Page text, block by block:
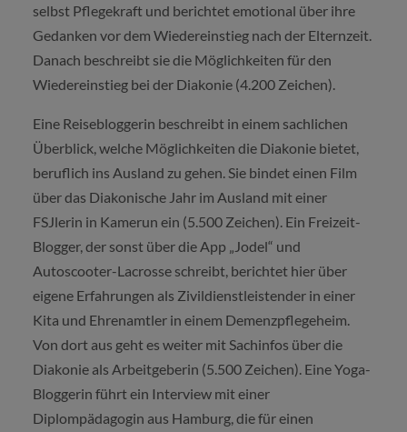
selbst Pflegekraft und berichtet emotional über ihre
Gedanken vor dem Wiedereinstieg nach der Elternzeit.
Danach beschreibt sie die Möglichkeiten für den
Wiedereinstieg bei der Diakonie (4.200 Zeichen).
Eine Reisebloggerin beschreibt in einem sachlichen
Überblick, welche Möglichkeiten die Diakonie bietet,
beruflich ins Ausland zu gehen. Sie bindet einen Film
über das Diakonische Jahr im Ausland mit einer
FSJlerin in Kamerun ein (5.500 Zeichen). Ein Freizeit-
Blogger, der sonst über die App „Jodel“ und
Autoscooter-Lacrosse schreibt, berichtet hier über
eigene Erfahrungen als Zivildienstleistender in einer
Kita und Ehrenamtler in einem Demenzpflegeheim.
Von dort aus geht es weiter mit Sachinfos über die
Diakonie als Arbeitgeberin (5.500 Zeichen). Eine Yoga-
Bloggerin führt ein Interview mit einer
Diplompädagogin aus Hamburg, die für einen